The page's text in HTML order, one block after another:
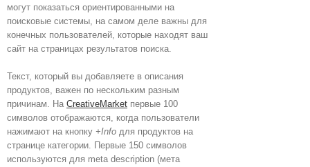
могут показаться ориентированными на
поисковые системы, на самом деле важны для
конечных пользователей, которые находят ваш
сайт на страницах результатов поиска.
Текст, который вы добавляете в описания
продуктов, важен по нескольким разным
причинам. На CreativeMarket первые 100
символов отображаются, когда пользователи
нажимают на кнопку +Info для продуктов на
странице категории. Первые 150 символов
используются для meta description (мета